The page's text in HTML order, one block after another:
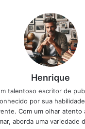
Henrique
talentoso escritor de
por sua
Com um olhar atento
aborda uma variedade